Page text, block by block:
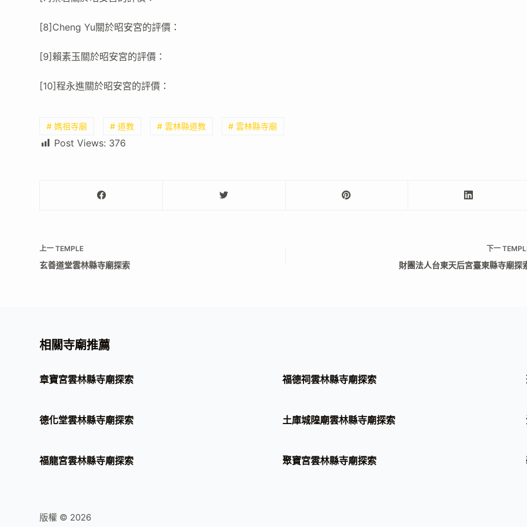
[8]Cheng Yu關於昭安宮的評價：
[9]賴素玉關於昭安宮的評價：
[10]程永進關於昭安宮的評價：
# 媽祖寺廟 # 道教 # 雲林縣道教 # 雲林縣寺廟
Post Views: 376
上一TEMPLE
玄善道堂雲林縣寺廟探索
下一
財團法人台東天后宮臺東縣寺廟探
相關寺廟推薦
章寶宮雲林縣寺廟探索 福德祠雲林縣寺廟探索
德化堂雲林縣寺廟探索 土庫城隍廟雲林縣寺廟探索
福龍宮雲林縣寺廟探索 聚寶宮雲林縣寺廟探索
版權 © 2026